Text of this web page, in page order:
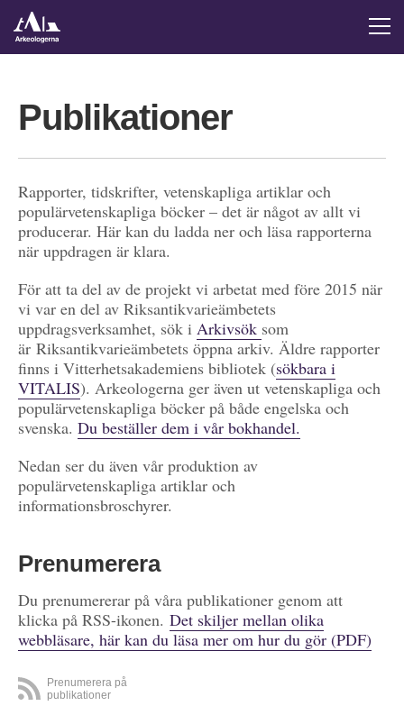
Publikationer
Rapporter, tidskrifter, vetenskapliga artiklar och
populärvetenskapliga böcker – det är något av allt vi
producerar. Här kan du ladda ner och läsa rapporterna
när uppdragen är klara.
För att ta del av de projekt vi arbetat med före 2015 när
vi var en del av Riksantikvarieämbetets
uppdragsverksamhet, sök i Arkivsök som
är Riksantikvarieämbetets öppna arkiv. Äldre rapporter
finns i Vitterhetsakademiens bibliotek (sökbara i
VITALIS). Arkeologerna ger även ut vetenskapliga och
populärvetenskapliga böcker på både engelska och
svenska. Du beställer dem i vår bokhandel.
Nedan ser du även vår produktion av
populärvetenskapliga artiklar och
informationsbroschyrer.
Prenumerera
Du prenumererar på våra publikationer genom att
klicka på RSS-ikonen. Det skiljer mellan olika
webbläsare, här kan du läsa mer om hur du gör (PDF)
Prenumerera på
publikationer